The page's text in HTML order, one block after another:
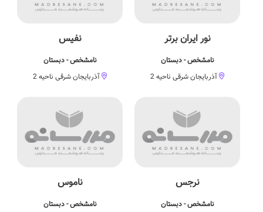
نور ایران برتر
نامشخص - دبستان
آذربایجان شرقی ناحیه 2
نفيس
نامشخص - دبستان
آذربایجان شرقی ناحیه 2
نرجس
نامشخص - دبستان
ناموس
نامشخص - دبستان